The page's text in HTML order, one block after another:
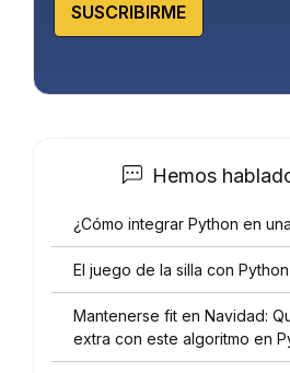
SUSCRIBIRME
Hemos
¿Cómo integrar Python en
El juego de la silla con Python
Mantenerse fit en Navidad:
extra con este algoritmo en